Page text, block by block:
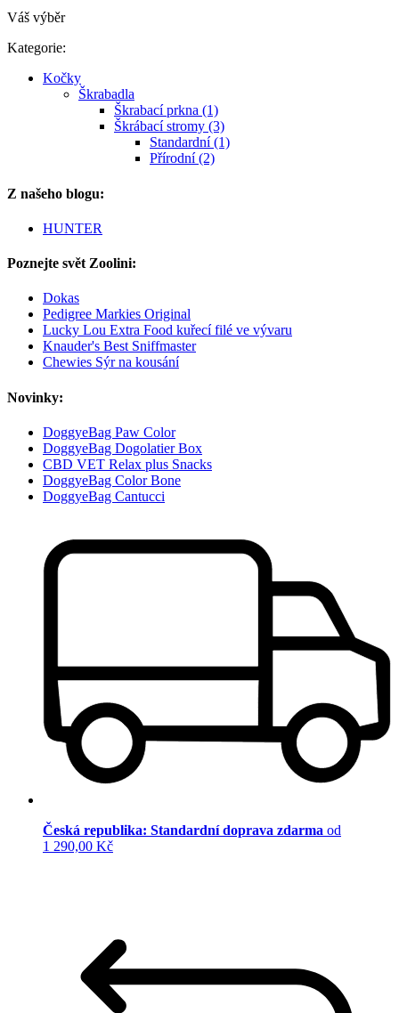
Váš výběr
Kategorie:
Kočky
Škrabadla
Škrabací prkna (1)
Škrábací stromy (3)
Standardní (1)
Přírodní (2)
Z našeho blogu:
HUNTER
Poznejte svět Zoolini:
Dokas
Pedigree Markies Original
Lucky Lou Extra Food kuřecí filé ve vývaru
Knauder's Best Sniffmaster
Chewies Sýr na kousání
Novinky:
DoggyeBag Paw Color
DoggyeBag Dogolatier Box
CBD VET Relax plus Snacks
DoggyeBag Color Bone
DoggyeBag Cantucci
Česká republika: Standardní doprava zdarma od
1 290,00 Kč